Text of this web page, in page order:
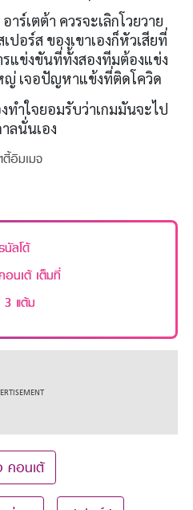
เตต้า ควรจะเลิกโวยวาย
อร์ส ของเขาเองก็หัวเสียที่
รแข่งขันที่ทั้งสองทีมต้องแข่ง
ญ่ เจอปัญหาแข้งที่ติดโควิด
ใจยอมรับว่าเกมมันจะไป
ลนั่นเอง
ตี้อิมเมจ
ลโด้
นเต้ เต็มที่
แต้ม
คอนเต้